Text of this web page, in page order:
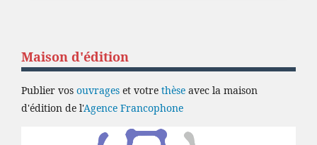
Maison d'édition
Publier vos ouvrages et votre thèse avec la maison
d'édition de l'Agence Francophone